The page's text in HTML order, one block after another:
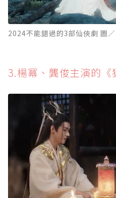
2024不能錯過的3部仙俠劇 圖
3.楊冪、龔俊主演的《